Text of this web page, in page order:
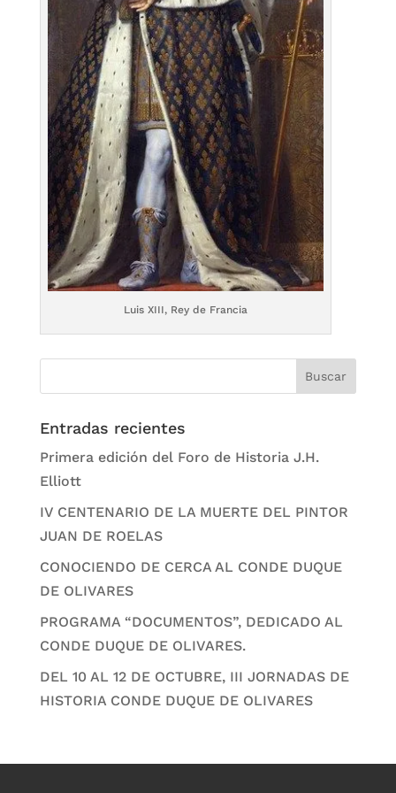
Luis XIII, Rey de Francia
Entradas recientes
Primera edición del Foro de Historia J.H.
Elliott
IV CENTENARIO DE LA MUERTE DEL PINTOR
JUAN DE ROELAS
CONOCIENDO DE CERCA AL CONDE DUQUE
DE OLIVARES
PROGRAMA “DOCUMENTOS”, DEDICADO AL
CONDE DUQUE DE OLIVARES.
DEL 10 AL 12 DE OCTUBRE, III JORNADAS DE
HISTORIA CONDE DUQUE DE OLIVARES